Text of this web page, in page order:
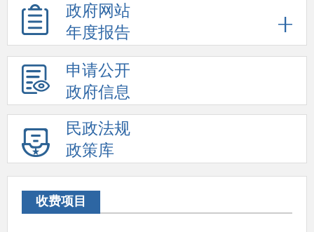
政府网站
年度报告
申请公开
政府信息
民政法规
政策库
收费项目